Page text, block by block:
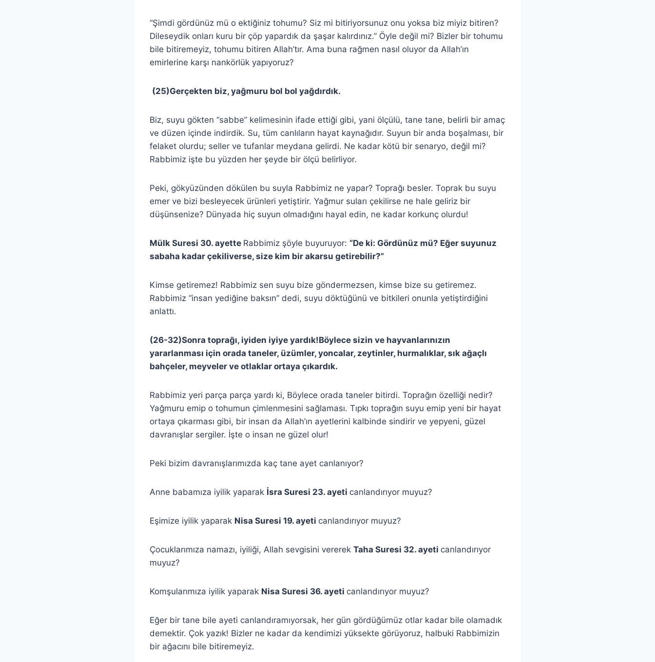
“Şimdi gördünüz mü o ektiğiniz tohumu? Siz mi bitiriyorsunuz onu yoksa biz miyiz bitiren?
Dileseydik onları kuru bir çöp yapardık da şaşar kalırdınız.” Öyle değil mi? Bizler bir tohumu
bile bitiremeyiz, tohumu bitiren Allah’tır. Ama buna rağmen nasıl oluyor da Allah’ın
emirlerine karşı nankörlük yapıyoruz?
(25)Gerçekten biz, yağmuru bol bol yağdırdık.
Biz, suyu gökten “sabbe” kelimesinin ifade ettiği gibi, yani ölçülü, tane tane, belirli bir amaç
ve düzen içinde indirdik. Su, tüm canlıların hayat kaynağıdır. Suyun bir anda boşalması, bir
felaket olurdu; seller ve tufanlar meydana gelirdi. Ne kadar kötü bir senaryo, değil mi?
Rabbimiz işte bu yüzden her şeyde bir ölçü belirliyor.
Peki, gökyüzünden dökülen bu suyla Rabbimiz ne yapar? Toprağı besler. Toprak bu suyu
emer ve bizi besleyecek ürünleri yetiştirir. Yağmur suları çekilirse ne hale geliriz bir
düşünsenize? Dünyada hiç suyun olmadığını hayal edin, ne kadar korkunç olurdu!
Mülk Suresi 30. ayette Rabbimiz şöyle buyuruyor: “De ki: Gördünüz mü? Eğer suyunuz
sabaha kadar çekiliverse, size kim bir akarsu getirebilir?”
Kimse getiremez! Rabbimiz sen suyu bize göndermezsen, kimse bize su getiremez.
Rabbimiz “insan yediğine baksın” dedi, suyu döktüğünü ve bitkileri onunla yetiştirdiğini
anlattı.
(26-32)Sonra toprağı, iyiden iyiye yardık!Böylece sizin ve hayvanlarınızın
yararlanması için orada taneler, üzümler, yoncalar, zeytinler, hurmalıklar, sık ağaçlı
bahçeler, meyveler ve otlaklar ortaya çıkardık.
Rabbimiz yeri parça parça yardı ki, Böylece orada taneler bitirdi. Toprağın özelliği nedir?
Yağmuru emip o tohumun çimlenmesini sağlaması. Tıpkı toprağın suyu emip yeni bir hayat
ortaya çıkarması gibi, bir insan da Allah’ın ayetlerini kalbinde sindirir ve yepyeni, güzel
davranışlar sergiler. İşte o insan ne güzel olur!
Peki bizim davranışlarımızda kaç tane ayet canlanıyor?
Anne babamıza iyilik yaparak İsra Suresi 23. ayeti canlandırıyor muyuz?
Eşimize iyilik yaparak Nisa Suresi 19. ayeti canlandırıyor muyuz?
Çocuklarımıza namazı, iyiliği, Allah sevgisini vererek Taha Suresi 32. ayeti canlandırıyor
muyuz?
Komşularımıza iyilik yaparak Nisa Suresi 36. ayeti canlandırıyor muyuz?
Eğer bir tane bile ayeti canlandıramıyorsak, her gün gördüğümüz otlar kadar bile olamadık
demektir. Çok yazık! Bizler ne kadar da kendimizi yüksekte görüyoruz, halbuki Rabbimizin
bir ağacını bile bitiremeyiz.